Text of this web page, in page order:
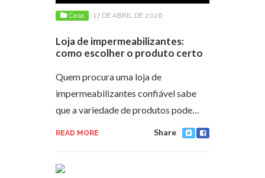
Casa 17 DE ABRIL DE 2026
Loja de impermeabilizantes:
como escolher o produto certo
Quem procura uma loja de
impermeabilizantes confiável sabe
que a variedade de produtos pode…
READ MORE Share